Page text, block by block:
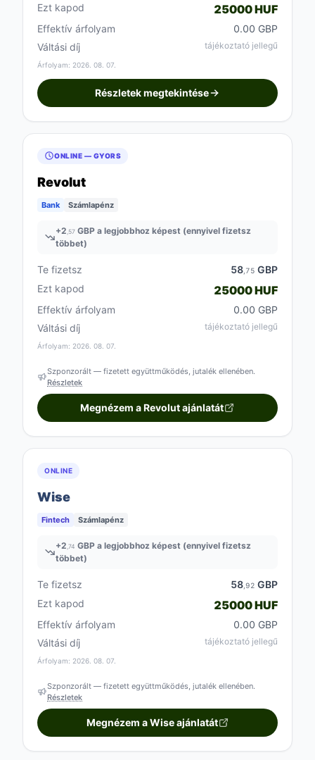
Ezt kapod
25000 HUF
Effektív árfolyam
0.00 GBP
Váltási díj
tájékoztató jellegű
Árfolyam: 2026. 08. 07.
Részletek megtekintése
ONLINE — GYORS
Revolut
Bank Számlapénz
+2 ,57 GBP a legjobbhoz képest (ennyivel fizetsz
többet)
Te fizetsz 58 ,75 GBP
Ezt kapod
25000 HUF
Effektív árfolyam
0.00 GBP
Váltási díj
tájékoztató jellegű
Árfolyam: 2026. 08. 07.
Szponzorált — fizetett együttműködés, jutalék ellenében.
Részletek
Megnézem a Revolut ajánlatát
ONLINE
Wise
Fintech Számlapénz
+2 ,74 GBP a legjobbhoz képest (ennyivel fizetsz
többet)
Te fizetsz 58 ,92 GBP
Ezt kapod
25000 HUF
Effektív árfolyam
0.00 GBP
Váltási díj
tájékoztató jellegű
Árfolyam: 2026. 08. 07.
Szponzorált — fizetett együttműködés, jutalék ellenében.
Részletek
Megnézem a Wise ajánlatát